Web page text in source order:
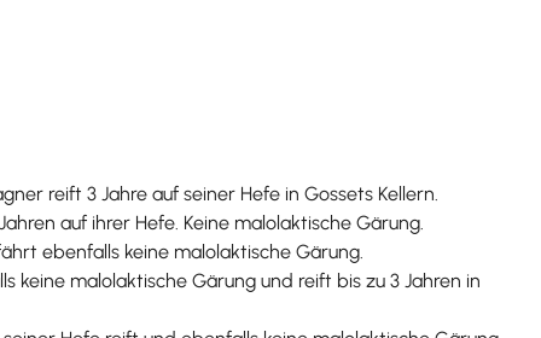
reift 3 Jahre auf seiner Hefe in Gossets Kellern.
auf ihrer Hefe. Keine malolaktische Gärung.
ebenfalls keine malolaktische Gärung.
keine malolaktische Gärung und reift bis zu 3 Jahren in